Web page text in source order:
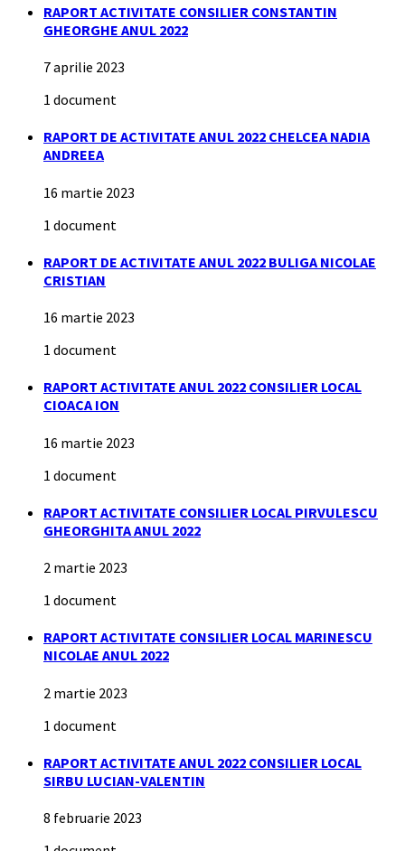
RAPORT ACTIVITATE CONSILIER CONSTANTIN
GHEORGHE ANUL 2022
7 aprilie 2023
1 document
RAPORT DE ACTIVITATE ANUL 2022 CHELCEA NADIA
ANDREEA
16 martie 2023
1 document
RAPORT DE ACTIVITATE ANUL 2022 BULIGA NICOLAE
CRISTIAN
16 martie 2023
1 document
RAPORT ACTIVITATE ANUL 2022 CONSILIER LOCAL
CIOACA ION
16 martie 2023
1 document
RAPORT ACTIVITATE CONSILIER LOCAL PIRVULESCU
GHEORGHITA ANUL 2022
2 martie 2023
1 document
RAPORT ACTIVITATE CONSILIER LOCAL MARINESCU
NICOLAE ANUL 2022
2 martie 2023
1 document
RAPORT ACTIVITATE ANUL 2022 CONSILIER LOCAL
SIRBU LUCIAN-VALENTIN
8 februarie 2023